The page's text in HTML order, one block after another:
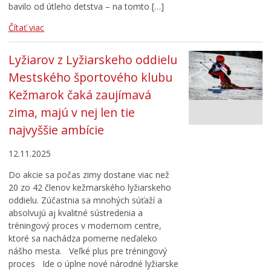
bavilo od útleho detstva – na tomto […]
Čítať viac
Lyžiarov z Lyžiarskeho oddielu
Mestského športového klubu
Kežmarok čaká zaujímavá
zima, majú v nej len tie
najvyššie ambície
12.11.2025
Do akcie sa počas zimy dostane viac než
20 zo 42 členov kežmarského lyžiarskeho
oddielu. Zúčastnia sa mnohých súťaží a
absolvujú aj kvalitné sústredenia a
tréningový proces v modernom centre,
ktoré sa nachádza pomerne neďaleko
nášho mesta. Veľké plus pre tréningový
proces Ide o úplne nové národné lyžiarske